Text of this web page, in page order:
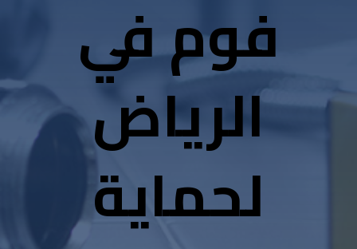
فوم في
الرياض
لحماية